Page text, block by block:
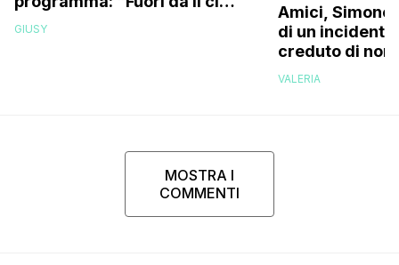
siamo resi conto che…”
GIUSY
Amici, Simone
di un incidente
creduto di
più la mia
VALERIA
MOSTRA I
COMMENTI